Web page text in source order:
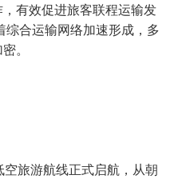
有效促进旅客联程运输发
合运输网络加速形成，多
。
旅游航线正式启航，从朝